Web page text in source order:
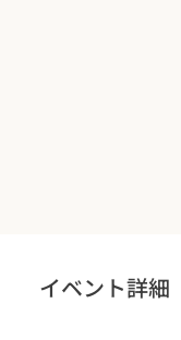
イベント詳細